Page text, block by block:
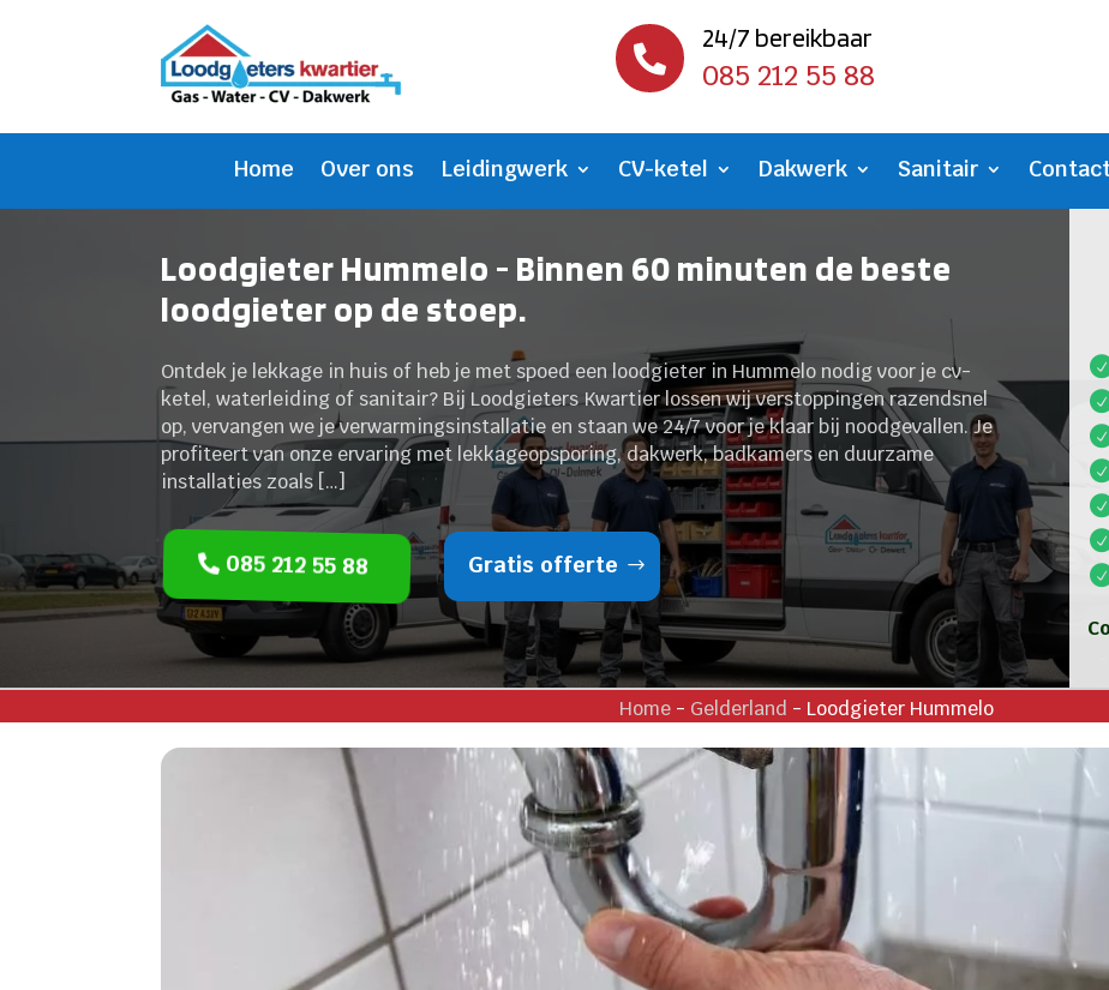

24/7 bereikbaar
085 212 55 88
Home Over ons Leidingwerk CV-ketel Dakwerk Sanitair
Loodgieter Hummelo - Binnen 60 minuten de beste
loodgieter op de stoep.
Ontdek je lekkage in huis of heb je met spoed een loodgieter in Hummelo nodig voor je cv-
ketel, waterleiding of sanitair? Bij Loodgieters Kwartier lossen wij verstoppingen razendsnel
op, vervangen we je verwarmingsinstallatie en staan we 24/7 voor je klaar bij noodgevallen. Je
profiteert van onze ervaring met lekkageopsporing, dakwerk, badkamers en duurzame
installaties zoals […]
085 212 55 88 Gratis offerte
Home - Gelderland - Loodgieter Hummelo